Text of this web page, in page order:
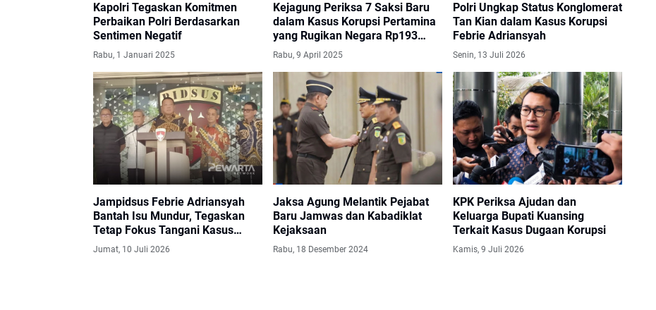
Kapolri Tegaskan Komitmen
Perbaikan Polri Berdasarkan
Sentimen Negatif
Rabu, 1 Januari 2025
Kejagung Periksa 7 Saksi Baru
dalam Kasus Korupsi Pertamina
yang Rugikan Negara Rp193
Triliun
Rabu, 9 April 2025
Polri Ungkap Status Konglomerat
Tan Kian dalam Kasus Korupsi
Febrie Adriansyah
Senin, 13 Juli 2026
Jampidsus Febrie Adriansyah
Bantah Isu Mundur, Tegaskan
Tetap Fokus Tangani Kasus
Korupsi
Jumat, 10 Juli 2026
Jaksa Agung Melantik Pejabat
Baru Jamwas dan Kabadiklat
Kejaksaan
Rabu, 18 Desember 2024
KPK Periksa Ajudan dan
Keluarga Bupati Kuansing
Terkait Kasus Dugaan Korupsi
Kamis, 9 Juli 2026